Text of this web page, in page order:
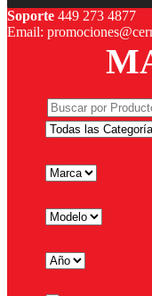
Soporte 449 273 4877
Email: